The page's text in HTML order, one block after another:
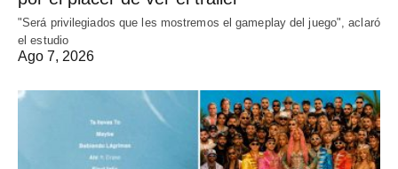
"Será privilegiados que les mostremos el gameplay del juego", aclaró
el estudio
Ago 7, 2026